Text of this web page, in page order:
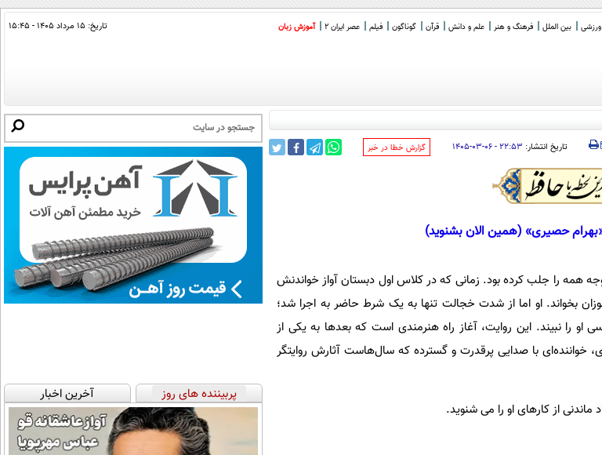
ورزشی بین الملل فرهنگ و هنر علم و دانش قرآن گوناگون فیلم عصر ایران 2 آموزش زبان تاریخ: ۱۵ مرداد ۱۴۰۵ - ۱۵:۴۵
می کنید
تاریخ انتشار: ۲۲:۵۳ - ۰۶-۰۳-۱۴۰۵ ‌گزارش خطا در خبر
را جلب کرده بود. زمانی که در کلاس اول دبستان آواز خواندنش
بخواند. او اما از شدت خجالت تنها به یک شرط حاضر به اجرا شد؛
او را نبیند. این روایت، آغاز راه هنرمندی است که بعدها به یکی از
خواننده‌ای با صدایی پرقدرت و گسترده که سال‌هاست آثارش روایتگر
پربیننده های روز آخرین اخبار